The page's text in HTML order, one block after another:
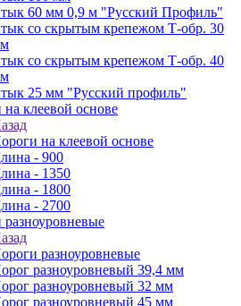
60 мм 0,9 м "Русский Профиль"
со скрытым крепежом Т-обр. 30
со скрытым крепежом Т-обр. 40
25 мм "Русский профиль"
клеевой основе
на клеевой основе
- 900
- 1350
- 1800
- 2700
разноуровневые
разноуровневый 39,4 мм
разноуровневый 32 мм
разноуровневый 45 мм